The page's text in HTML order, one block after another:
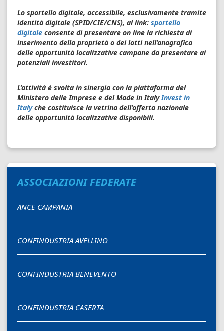
Lo sportello digitale, accessibile, esclusivamente tramite
identità digitale (SPID/CIE/CNS), al link: sportello
digitale consente di presentare on line la richiesta di
inserimento della proprietà o dei lotti nell’anagrafica
delle opportunità localizzative campane da presentare ai
potenziali investitori.
L’attività è svolta in sinergia con la piattaforma del
Ministero delle Imprese e del Made in ItalyInvest in
Italyche costituisce la vetrina dell’offerta nazionale
delle opportunità localizzative disponibili.
ASSOCIAZIONI FEDERATE
ANCE CAMPANIA
CONFINDUSTRIA AVELLINO
CONFINDUSTRIA BENEVENTO
CONFINDUSTRIA CASERTA